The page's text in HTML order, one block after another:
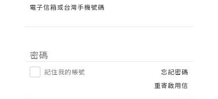
電子信箱或台灣手機號碼
密碼
記住我的帳號
忘記密碼
重寄啟用信